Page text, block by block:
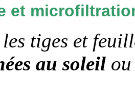
et
tiges et
au soleil